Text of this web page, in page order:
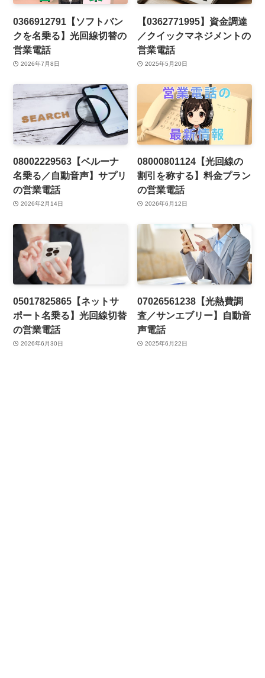
0366912791【ソフトバン
クを名乗る】光回線切替の
営業電話
2026年7月8日
【0362771995】資金調達
／クイックマネジメントの
営業電話
2025年5月20日
08002229563【ベルーナ
名乗る／自動音声】サプリ
の営業電話
2026年2月14日
08000801124【光回線の
割引を称する】料金プラン
の営業電話
2026年6月12日
05017825865【ネットサ
ポート名乗る】光回線切替
の営業電話
2026年6月30日
07026561238【光熱費調
査／サンエブリー】自動音
声電話
2025年6月22日